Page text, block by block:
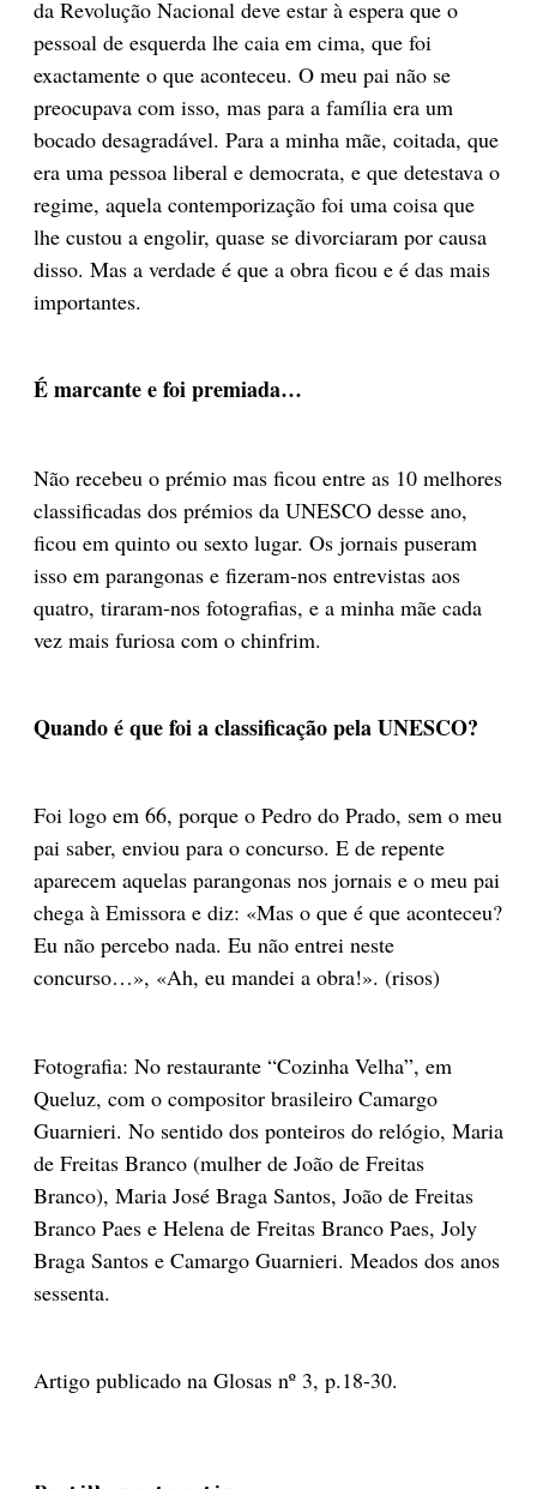
da Revolução Nacional deve estar à espera que o
pessoal de esquerda lhe caia em cima, que foi
exactamente o que aconteceu. O meu pai não se
preocupava com isso, mas para a família era um
bocado desagradável. Para a minha mãe, coitada, que
era uma pessoa liberal e democrata, e que detestava o
regime, aquela contemporização foi uma coisa que
lhe custou a engolir, quase se divorciaram por causa
disso. Mas a verdade é que a obra ficou e é das mais
importantes.
É marcante e foi premiada…
Não recebeu o prémio mas ficou entre as 10 melhores
classificadas dos prémios da UNESCO desse ano,
ficou em quinto ou sexto lugar. Os jornais puseram
isso em parangonas e fizeram-nos entrevistas aos
quatro, tiraram-nos fotografias, e a minha mãe cada
vez mais furiosa com o chinfrim.
Quando é que foi a classificação pela UNESCO?
Foi logo em 66, porque o Pedro do Prado, sem o meu
pai saber, enviou para o concurso. E de repente
aparecem aquelas parangonas nos jornais e o meu pai
chega à Emissora e diz: «Mas o que é que aconteceu?
Eu não percebo nada. Eu não entrei neste
concurso…», «Ah, eu mandei a obra!». (risos)
Fotografia: No restaurante “Cozinha Velha”, em
Queluz, com o compositor brasileiro Camargo
Guarnieri. No sentido dos ponteiros do relógio, Maria
de Freitas Branco (mulher de João de Freitas
Branco), Maria José Braga Santos, João de Freitas
Branco Paes e Helena de Freitas Branco Paes, Joly
Braga Santos e Camargo Guarnieri. Meados dos anos
sessenta.
Artigo publicado na Glosas nº 3, p.18-30.